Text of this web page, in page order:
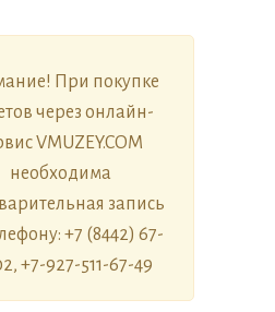
При покупке
через онлайн-
VMUZEY.COM
необходима
запись
+7 (8442) 67-
+7-927-511-67-49